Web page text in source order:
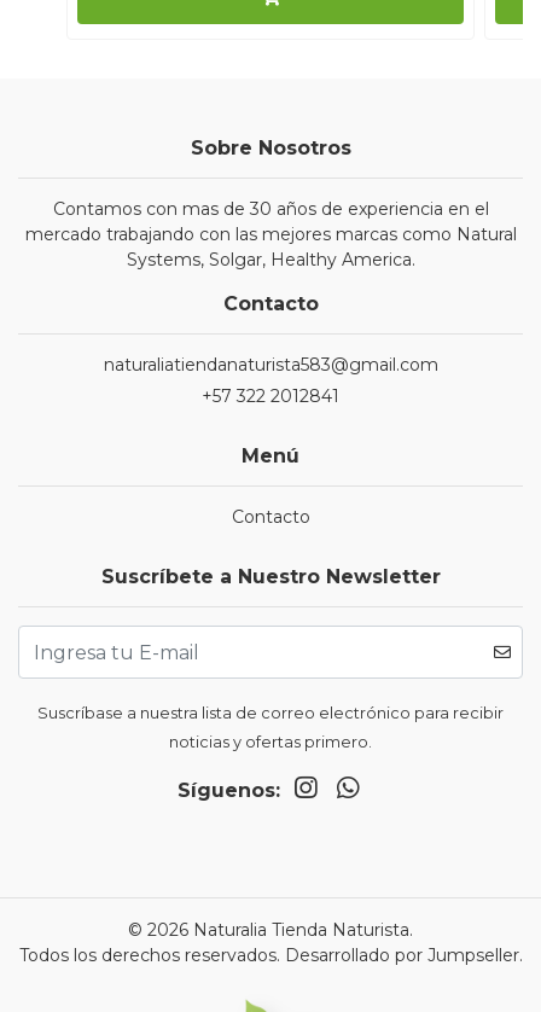
Sobre Nosotros
Contamos con mas de 30 años de experiencia en el
mercado trabajando con las mejores marcas como Natural
Systems, Solgar, Healthy America.
Contacto
naturaliatiendanaturista583@gmail.com
+57 322 2012841
Menú
Contacto
Suscríbete a Nuestro Newsletter
Suscríbase a nuestra lista de correo electrónico para recibir
noticias y ofertas primero.
Síguenos:
© 2026 Naturalia Tienda Naturista.
Todos los derechos reservados. Desarrollado por Jumpseller.